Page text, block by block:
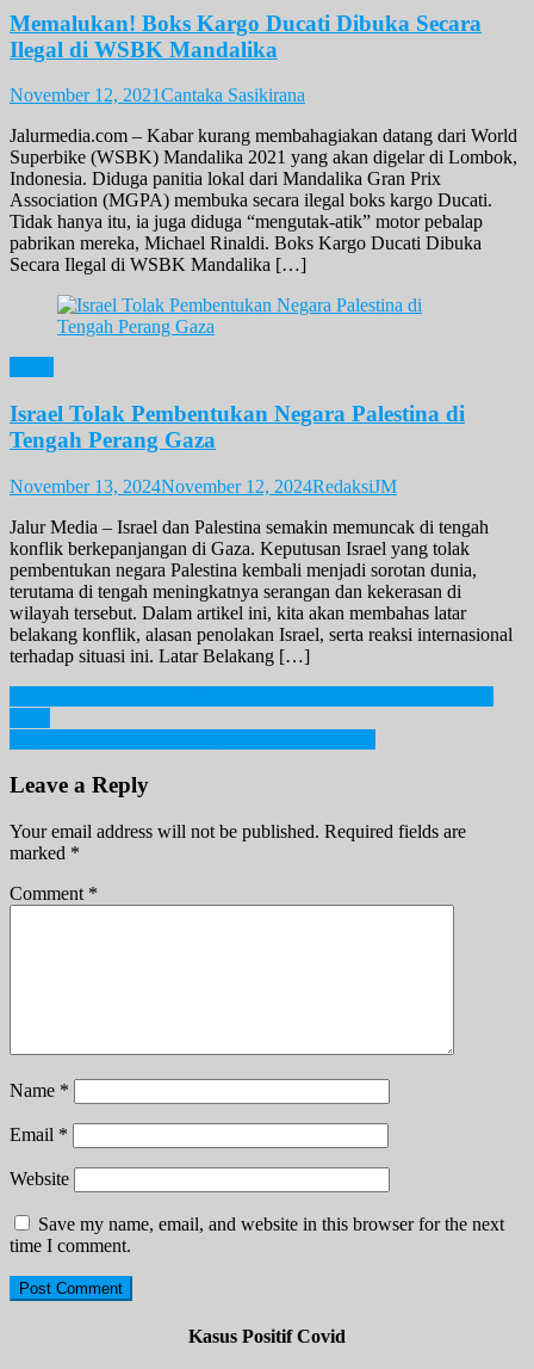
Memalukan! Boks Kargo Ducati Dibuka Secara
Ilegal di WSBK Mandalika
November 12, 2021Cantaka Sasikirana
Jalurmedia.com – Kabar kurang membahagiakan datang dari World
Superbike (WSBK) Mandalika 2021 yang akan digelar di Lombok,
Indonesia. Diduga panitia lokal dari Mandalika Gran Prix
Association (MGPA) membuka secara ilegal boks kargo Ducati.
Tidak hanya itu, ia juga diduga “mengutak-atik” motor pebalap
pabrikan mereka, Michael Rinaldi. Boks Kargo Ducati Dibuka
Secara Ilegal di WSBK Mandalika […]
Israel Tolak Pembentukan Negara Palestina di
Tengah Perang Gaza
November 13, 2024November 12, 2024RedaksiJM
Jalur Media – Israel dan Palestina semakin memuncak di tengah
konflik berkepanjangan di Gaza. Keputusan Israel yang tolak
pembentukan negara Palestina kembali menjadi sorotan dunia,
terutama di tengah meningkatnya serangan dan kekerasan di
wilayah tersebut. Dalam artikel ini, kita akan membahas latar
belakang konflik, alasan penolakan Israel, serta reaksi internasional
terhadap situasi ini. Latar Belakang […]
Post
navigation
Leave a Reply
Your email address will not be published. Required fields are
marked *
Comment *
Name *
Email *
Website
Save my name, email, and website in this browser for the next
time I comment.
Kasus Positif Covid